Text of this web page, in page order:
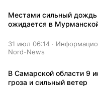
+24 градусов. Ночью
опустятся до +12.
Местами сильный дождь
ожидается в
31 июл 06:14 ·
Nord-News
В Самарской области 9
гроза и сильный ветер